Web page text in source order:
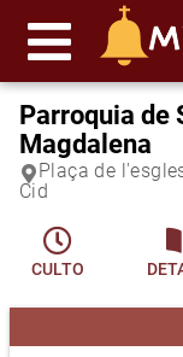
Parroquia de
Magdalena
Plaça de
Cid
CULTO